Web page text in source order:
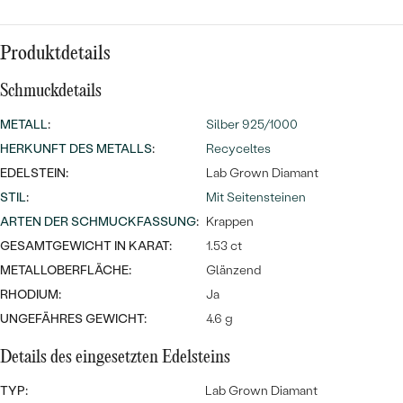
Wave Kollektion
NACH DER FORM
MASSGEFERTIGTER
DIAMANTEN
Ohrrinnge
ANSEHEN
Personalisierte
Halsketten
Meistverkaufte
Ringe
ANSEHEN
Produktdetails
Schmuckdetails
METALL:
Silber 925/1000
HERKUNFT DES METALLS:
Recyceltes
EDELSTEIN:
Lab Grown Diamant
STIL:
Mit Seitensteinen
ARTEN DER SCHMUCKFASSUNG: Krappen
GESAMTGEWICHT IN KARAT:
1.53 ct
METALLOBERFLÄCHE:
Glänzend
RHODIUM:
Ja
UNGEFÄHRES GEWICHT:
4.6 g
Details des eingesetzten Edelsteins
TYP:
Lab Grown Diamant